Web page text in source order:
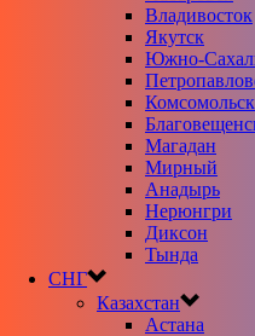
Владивосток
Якутск
Южно-
Магадан
Мирный
Анадырь
Нерюнгри
Диксон
Тында
СНГ
Казахстан
Астана